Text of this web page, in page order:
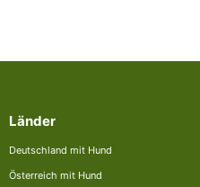
Länder
Deutschland mit Hund
Österreich mit Hund